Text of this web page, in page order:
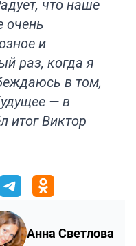
что наше
очень
и
раз, когда я
в том,
— в
итог Виктор
Анна Светлова